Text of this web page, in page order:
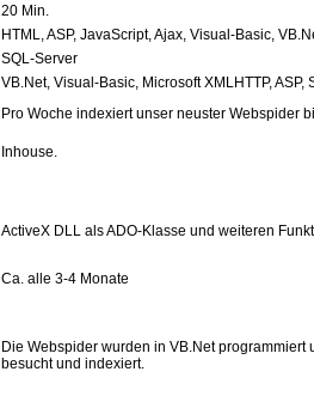
20 Min.
HTML, ASP, JavaScript, Ajax, Visual-Basic,
SQL-Server
VB.Net, Visual-Basic, Microsoft XMLHTTP,
Pro Woche indexiert unser neuster Webspider
Inhouse.
ActiveX DLL als ADO-Klasse und weiteren
Ca. alle 3-4 Monate
Die Webspider wurden in VB.Net
besucht und indexiert.